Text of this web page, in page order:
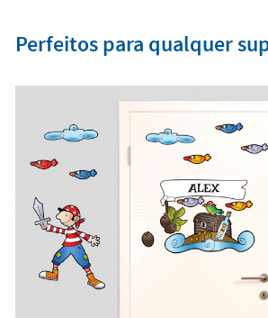
Perfeitos para qualquer